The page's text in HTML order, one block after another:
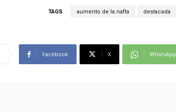
TAGS aumento de la nafta destacada
Facebook X WhatsApp